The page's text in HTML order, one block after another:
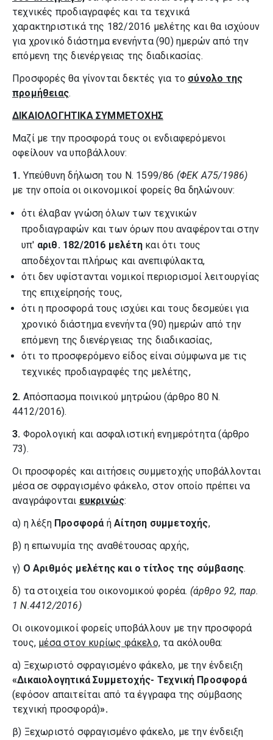
τεχνικές προδιαγραφές και τα τεχνικά
χαρακτηριστικά της 182/2016 μελέτης και θα ισχύουν
για χρονικό διάστημα ενενήντα (90) ημερών από την
επόμενη της διενέργειας της διαδικασίας.
Προσφορές θα γίνονται δεκτές για το σύνολο της
προμήθειας.
ΔΙΚΑΙΟΛΟΓΗΤΙΚΑ ΣΥΜΜΕΤΟΧΗΣ
Μαζί με την προσφορά τους οι ενδιαφερόμενοι
οφείλουν να υποβάλλουν:
1. Υπεύθυνη δήλωση του Ν. 1599/86 (ΦΕΚ Α75/1986)
με την οποία οι οικονομικοί φορείς θα δηλώνουν:
ότι έλαβαν γνώση όλων των τεχνικών
προδιαγραφών και των όρων που αναφέρονται στην
υπ' αριθ. 182/2016 μελέτη και ότι τους
αποδέχονται πλήρως και ανεπιφύλακτα,
ότι δεν υφίστανται νομικοί περιορισμοί λειτουργίας
της επιχείρησής τους,
ότι η προσφορά τους ισχύει και τους δεσμεύει για
χρονικό διάστημα ενενήντα (90) ημερών από την
επόμενη της διενέργειας της διαδικασίας,
ότι το προσφερόμενο είδος είναι σύμφωνα με τις
τεχνικές προδιαγραφές της μελέτης,
2. Απόσπασμα ποινικού μητρώου (άρθρο 80 Ν.
4412/2016).
3. Φορολογική και ασφαλιστική ενημερότητα (άρθρο
73).
Οι προσφορές και αιτήσεις συμμετοχής υποβάλλονται
μέσα σε σφραγισμένο φάκελο, στον οποίο πρέπει να
αναγράφονται ευκρινώς:
α) η λέξη ΠροσφοράήΑίτηση συμμετοχής,
β) η επωνυμία της αναθέτουσας αρχής,
γ) Ο Αριθμός μελέτης και ο τίτλος της σύμβασης.
δ) τα στοιχεία του οικονομικού φορέα. (άρθρο 92, παρ.
1 Ν.4412/2016)
Οι οικονομικοί φορείς υποβάλλουν με την προσφορά
τους, μέσα στον κυρίως φάκελο, τα ακόλουθα:
α) Ξεχωριστό σφραγισμένο φάκελο, με την ένδειξη
«Δικαιολογητικά Συμμετοχής- Τεχνική Προσφορά
(εφόσον απαιτείται από τα έγγραφα της σύμβασης
τεχνική προσφορά)».
β) Ξεχωριστό σφραγισμένο φάκελο, με την ένδειξη